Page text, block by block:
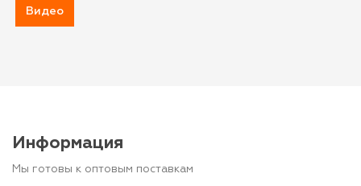
Видео
Информация
Мы готовы к оптовым поставкам